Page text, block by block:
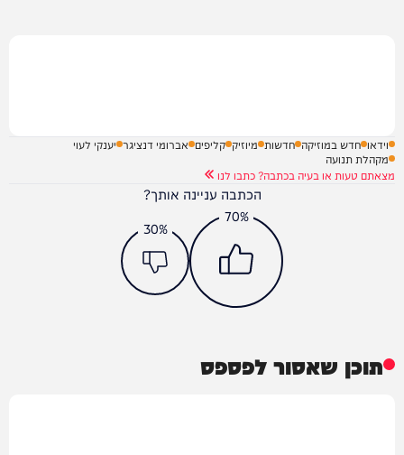
וידאו חדש במוזיקה חדשות מיוזיק קליפים אברומי דנציגר יענקי לעוי
מקהלת תנועה
מצאתם טעות או בעיה בכתבה? כתבו לנו
הכתבה עניינה אותך?
70%
30%
תוכן שאסור לפספס